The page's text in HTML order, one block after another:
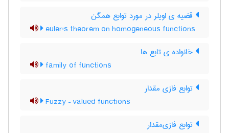
قضیه ی اویلر در مورد توابع همگن
euler's theorem on homogeneous functions
خانواده ی تابع ها
family of functions
توابع فازی مقدار
Fuzzy – valued functions
توابع فازی‌مقدار